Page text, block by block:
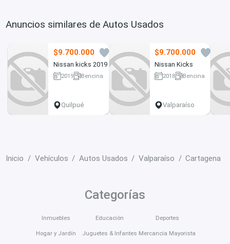
Anuncios similares de Autos Usados
$9.700.000
Nissan kicks 2019
2019
Bencina
Quilpué
$9.700.000
Nissan Kicks
2018
Bencina
Valparaíso
Inicio Vehículos Autos Usados Valparaíso Cartagena
Categorías
Inmuebles
Hogar y Jardín
Educación
Juguetes & Infantes
Deportes
Mercancía Mayorista